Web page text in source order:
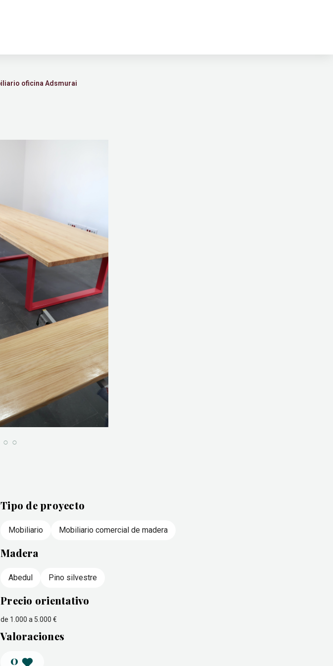
oficina Adsmurai
Tipo de proyecto
Mobiliario Mobiliario comercial de madera
Madera
Abedul Pino silvestre
Precio orientativo
de 1.000 a 5.000 €
Valoraciones
0